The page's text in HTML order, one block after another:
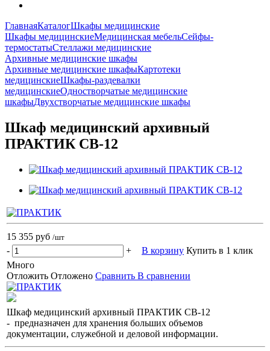
ГлавнаяКаталогШкафы медицинские
Шкафы медицинскиеМедицинская мебельСейфы-
термостатыСтеллажи медицинские
Архивные медицинские шкафы
Архивные медицинские шкафыКартотеки
медицинскиеШкафы-раздевалки
медицинскиеОдностворчатые медицинские
шкафыДвухстворчатые медицинские шкафы
Шкаф медицинский архивный
ПРАКТИК CB-12
15 355 руб /шт
- + В корзину Купить в 1 клик
Много
Отложить Отложено Сравнить В сравнении
Шкаф медицинский архивный ПРАКТИК CB-12
- предназначен для хранения больших объемов
документации, служебной и деловой информации.